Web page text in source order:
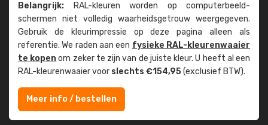
Belangrijk: RAL-kleuren worden op computer­beeld­
schermen niet volledig waarheids­­getrouw weer­gegeven.
Gebruik de kleur­impressie op deze pagina alleen als
referentie. We raden aan een fysieke RAL-kleuren­waaier
te kopenom zeker te zijn van de juiste kleur. U heeft al een
RAL-kleuren­waaier voor slechts €154,95(exclusief BTW).
Meer info / bestellen